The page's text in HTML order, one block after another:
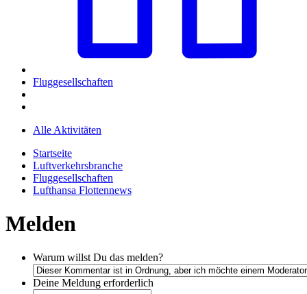
Fluggesellschaften
Alle Aktivitäten
Startseite
Luftverkehrsbranche
Fluggesellschaften
Lufthansa Flottennews
Melden
Warum willst Du das melden?
Deine Meldung erforderlich